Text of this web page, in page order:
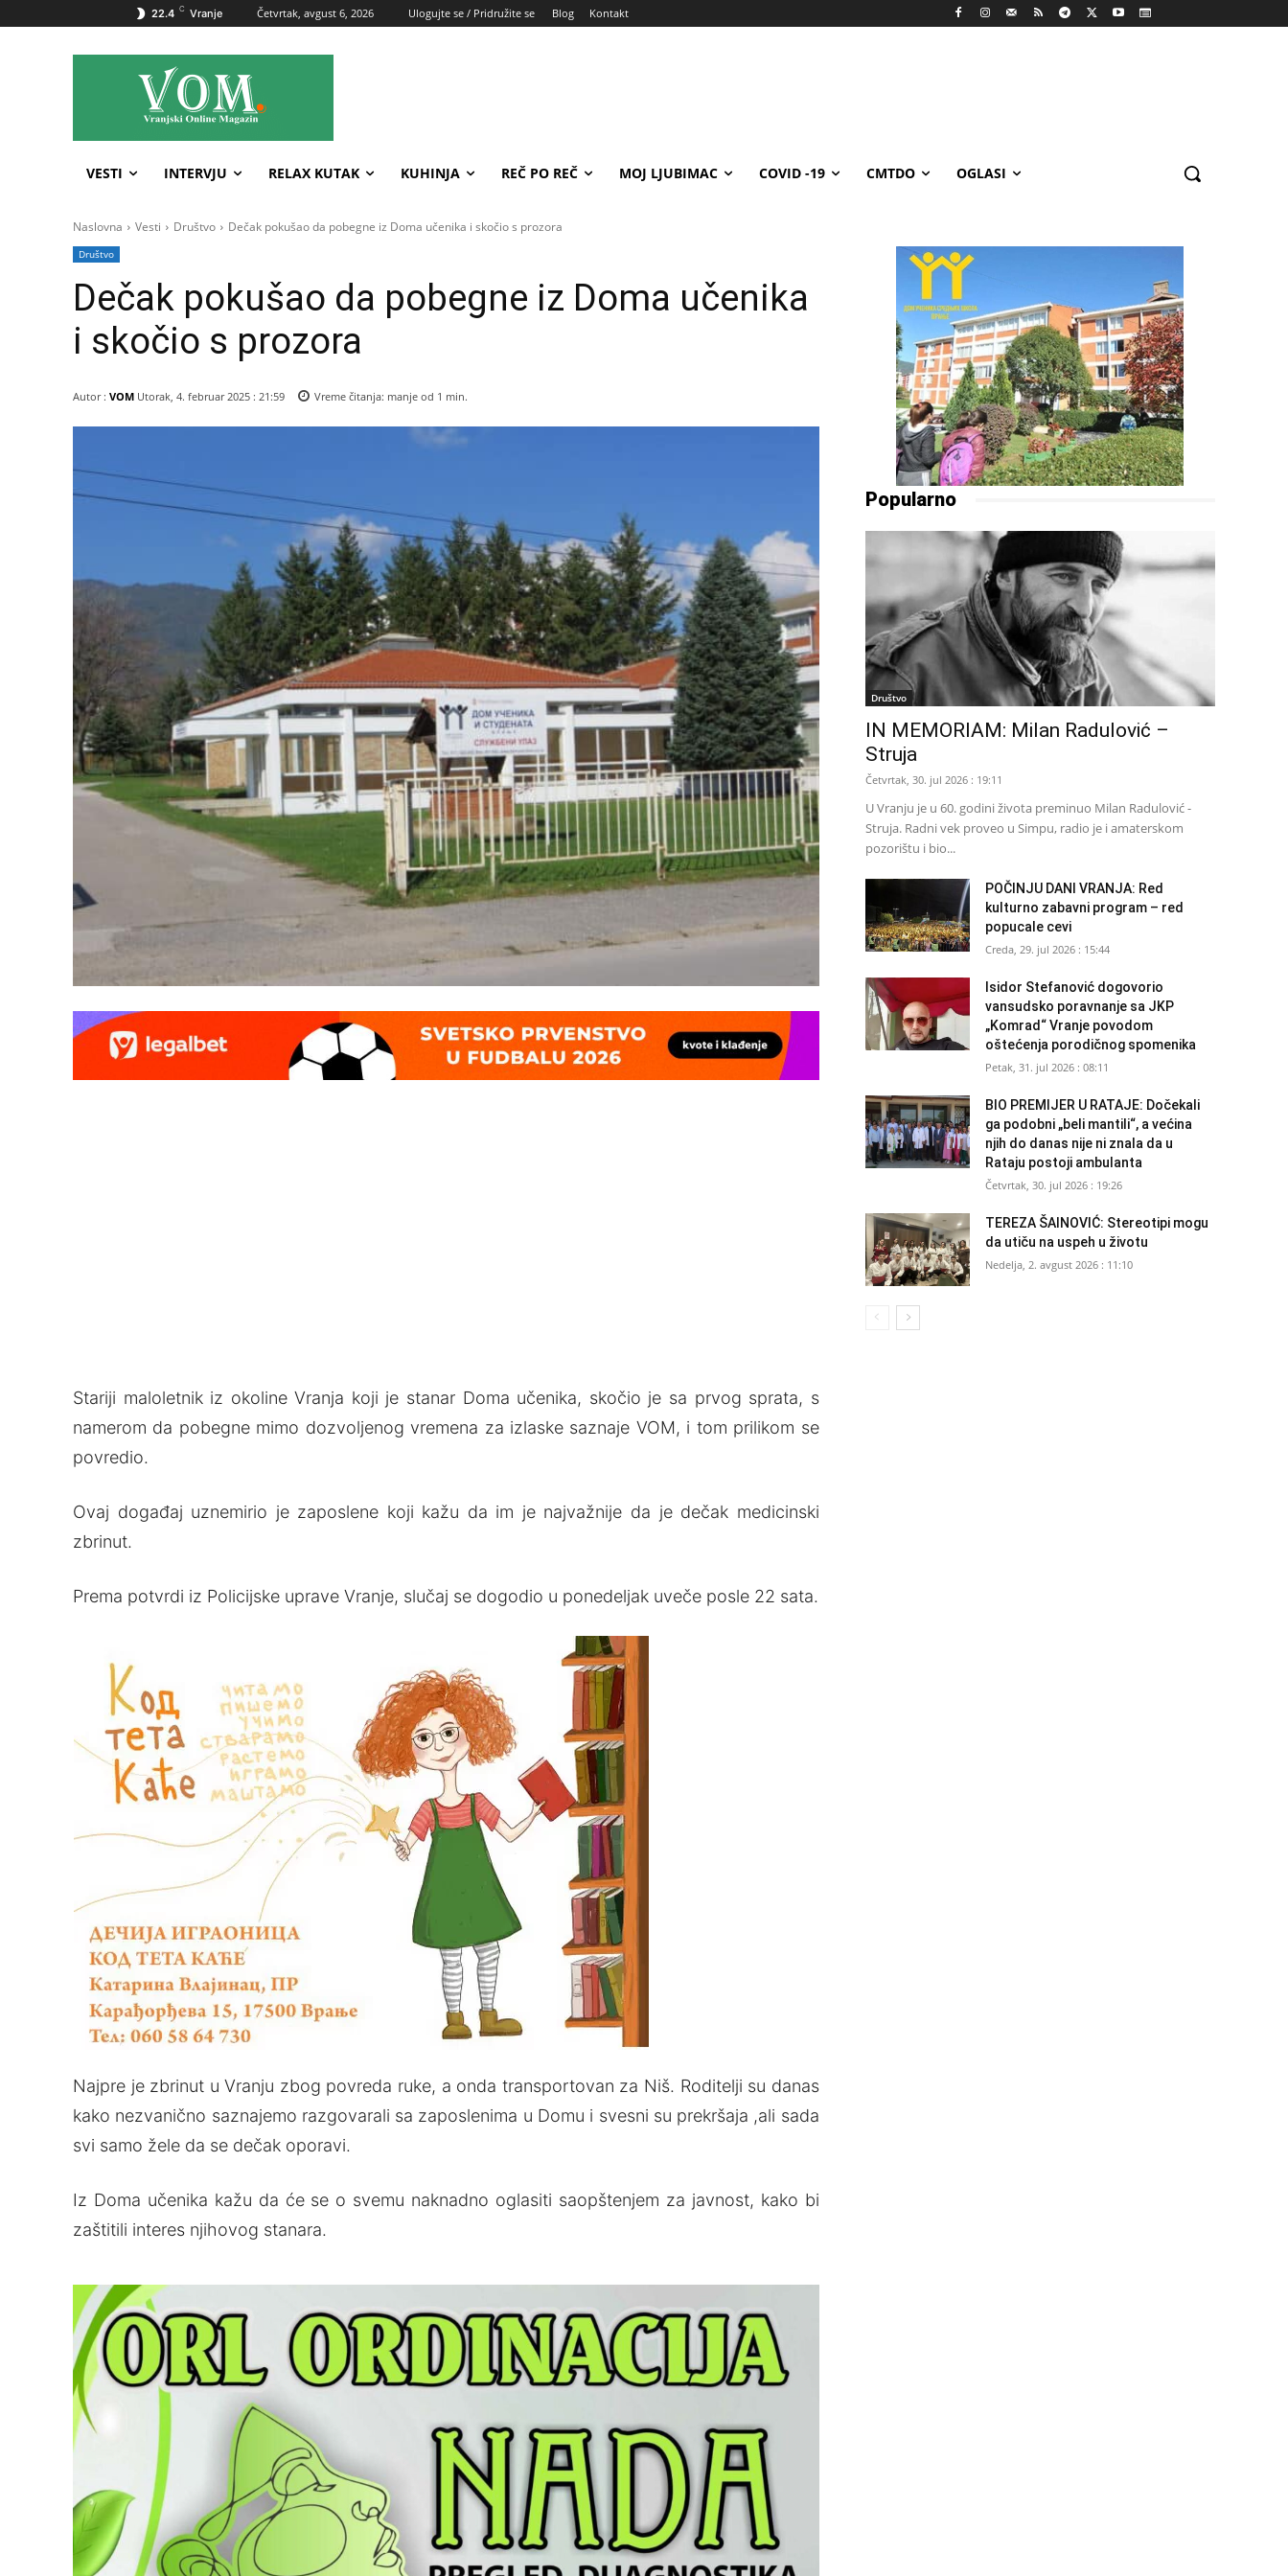
22.4 C Vranje Četvrtak, avgust 6, 2026 Ulogujte se / Pridružite se Blog Kontakt
VESTI INTERVJU RELAX KUTAK KUHINJA REČ PO REČ MOJ LJUBIMAC COVID -19 CMTDO OGLASI
Naslovna Vesti Društvo Dečak pokušao da pobegne iz Doma učenika i skočio s prozora
Društvo
Dečak pokušao da pobegne iz Doma učenika
i skočio s prozora
Autor : VOM Utorak, 4. februar 2025 : 21:59 Vreme čitanja: manje od 1 min.
Stariji maloletnik iz okoline Vranja koji je stanar Doma učenika, skočio je sa prvog sprata, s
namerom da pobegne mimo dozvoljenog vremena za izlaske saznaje VOM, i tom prilikom se
povredio.
Ovaj događaj uznemirio je zaposlene koji kažu da im je najvažnije da je dečak medicinski
zbrinut.
Prema potvrdi iz Policijske uprave Vranje, slučaj se dogodio u ponedeljak uveče posle 22 sata.
Najpre je zbrinut u Vranju zbog povreda ruke, a onda transportovan za Niš. Roditelji su danas
kako nezvanično saznajemo razgovarali sa zaposlenima u Domu i svesni su prekršaja ,ali sada
svi samo žele da se dečak oporavi.
Iz Doma učenika kažu da će se o svemu naknadno oglasiti saopštenjem za javnost, kako bi
zaštitili interes njihovog stanara.
Popularno
Društvo
IN MEMORIAM: Milan Radulović –
Struja
Četvrtak, 30. jul 2026 : 19:11
U Vranju je u 60. godini života preminuo Milan Radulović -
Struja. Radni vek proveo u Simpu, radio je i amaterskom
pozorištu i bio...
POČINJU DANI VRANJA: Red
kulturno zabavni program – red
popucale cevi
Creda, 29. jul 2026 : 15:44
Isidor Stefanović dogovorio
vansudsko poravnanje sa JKP
„Komrad“ Vranje povodom
oštećenja porodičnog spomenika
Petak, 31. jul 2026 : 08:11
BIO PREMIJER U RATAJE: Dočekali
ga podobni „beli mantili“, a većina
njih do danas nije ni znala da u
Rataju postoji ambulanta
Četvrtak, 30. jul 2026 : 19:26
TEREZA ŠAINOVIĆ: Stereotipi mogu
da utiču na uspeh u životu
Nedelja, 2. avgust 2026 : 11:10